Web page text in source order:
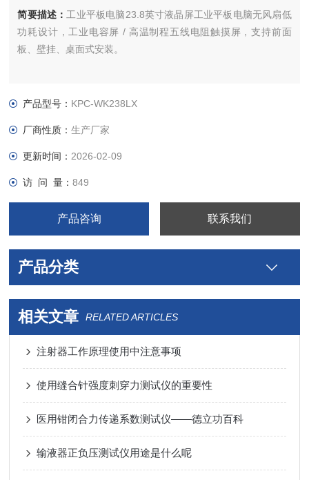
简要描述： 工业平板电脑23.8英寸液晶屏工业平板电脑无风扇低
功耗设计，工业电容屏 / 高温制程五线电阻触摸屏，支持前面
板、壁挂、桌面式安装。
产品型号： KPC-WK238LX
厂商性质：生产厂家
更新时间： 2026-02-09
访 问 量：849
产品咨询 联系我们
产品分类
相关文章 RELATED ARTICLES
注射器工作原理使用中注意事项
使用缝合针强度刺穿力测试仪的重要性
医用钳闭合力传递系数测试仪——德立功百科
输液器正负压测试仪用途是什么呢